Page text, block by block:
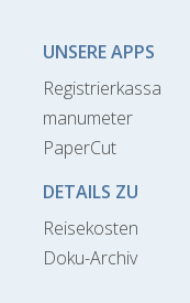
UNSERE APPS
Registrierkassa
manumeter
PaperCut
DETAILS ZU
Reisekosten
Doku-Archiv